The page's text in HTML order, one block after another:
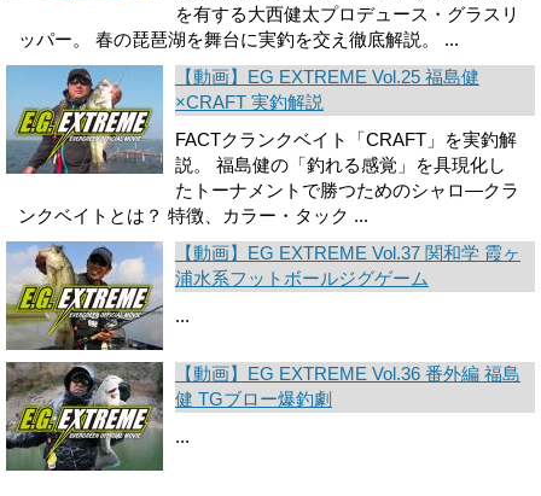
を有する大西健太プロデュース・グラスリ
ッパー。 春の琵琶湖を舞台に実釣を交え徹底解説。 ...
【動画】EG EXTREME Vol.25 福島健
×CRAFT 実釣解説
FACTクランクベイト「CRAFT」を実釣解
説。 福島健の「釣れる感覚」を具現化し
たトーナメントで勝つためのシャロ―クラ
ンクベイト­とは？ 特徴、カラー・タック ...
【動画】EG EXTREME Vol.37 関和学 霞ヶ
浦水系フットボールジグゲーム
...
【動画】EG EXTREME Vol.36 番外編 福島
健 TGブロー爆釣劇
...